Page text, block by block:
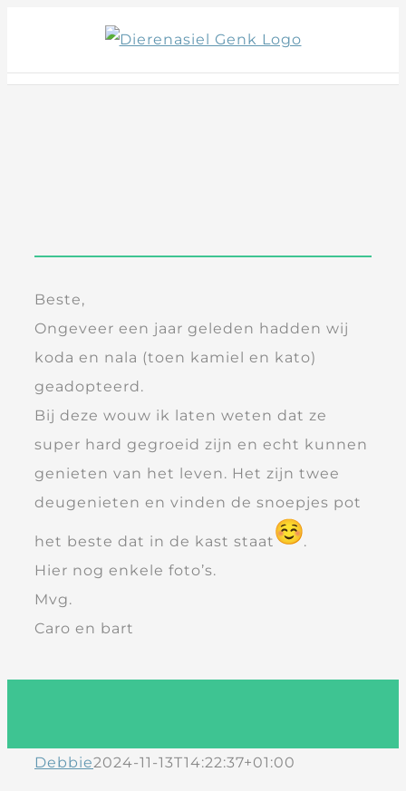
content
Beste,
Ongeveer een jaar geleden hadden wij
koda en nala (toen kamiel en kato)
geadopteerd.
Bij deze wouw ik laten weten dat ze
super hard gegroeid zijn en echt kunnen
genieten van het leven. Het zijn twee
deugenieten en vinden de snoepjes pot
het beste dat in de kast staat
.
Hier nog enkele foto’s.
Mvg.
Caro en bart
Debbie2024-11-13T14:22:37+01:00